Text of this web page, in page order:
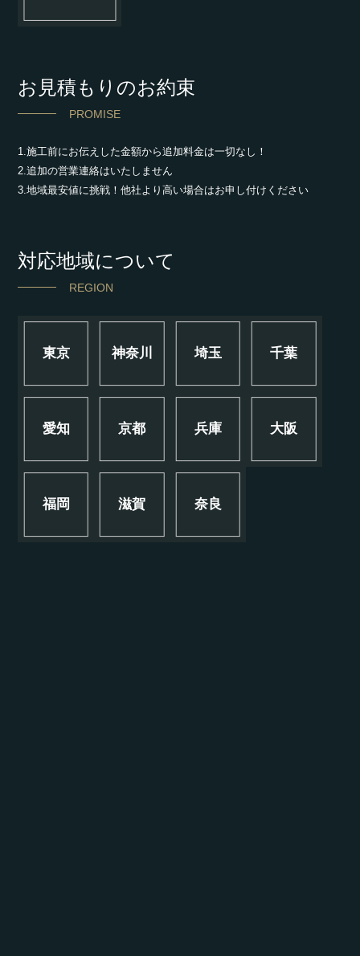
お見積もりのお約束
PROMISE
1.施工前にお伝えした金額から追加料金は一切なし！
2.追加の営業連絡はいたしません
3.地域最安値に挑戦！他社より高い場合はお申し付けください
対応地域について
REGION
東京 神奈川 埼玉 千葉
愛知 京都 兵庫 大阪
福岡 滋賀 奈良